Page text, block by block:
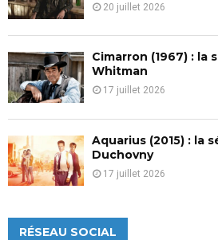
20 juillet 2026
Cimarron (1967) : la
Whitman
17 juillet 2026
Aquarius (2015) : la
Duchovny
17 juillet 2026
RÉSEAU SOCIAL